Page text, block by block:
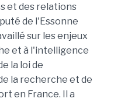
et des relations
de l'Essonne
sur les enjeux
et à l'intelligence
la loi de
la recherche et de
en France. Il a